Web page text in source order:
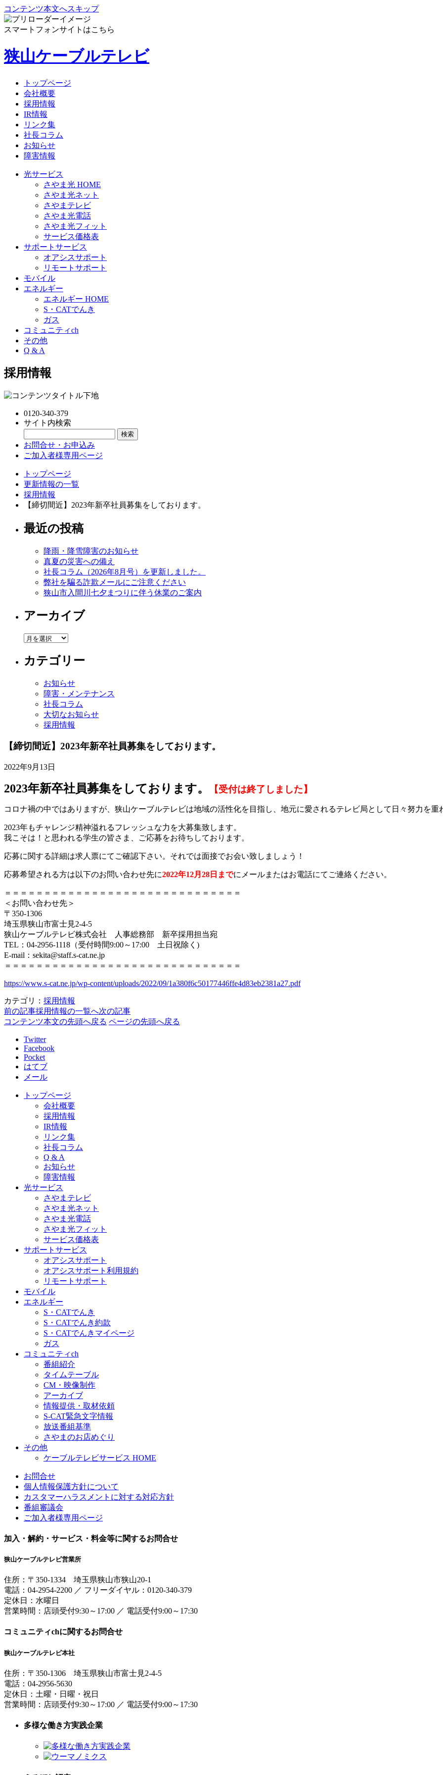
コンテンツ本文へスキップ
スマートフォンサイトはこちら
狭山ケーブルテレビ
トップページ
会社概要
採用情報
IR情報
リンク集
社長コラム
お知らせ
障害情報
光サービス
さやま光 HOME
さやま光ネット
さやまテレビ
さやま光電話
さやま光フィット
サービス価格表
サポートサービス
オアシスサポート
リモートサポート
モバイル
エネルギー
エネルギー HOME
S・CATでんき
ガス
コミュニティch
その他
Q & A
採用情報
0120-340-379
サイト内検索
お問合せ・お申込み
ご加入者様専用ページ
トップページ
更新情報の一覧
採用情報
【締切間近】2023年新卒社員募集をしております。
最近の投稿
降雨・降雪障害のお知らせ
真夏の災害への備え
社長コラム（2026年8月号）を更新しました。
弊社を騙る詐欺メールにご注意ください
狭山市入間川七夕まつりに伴う休業のご案内
アーカイブ
ア
カ
イ
カテゴリー
お知らせ
障害・メンテナンス
社長コラム
大切なお知らせ
採用情報
【締切間近】2023年新卒社員募集をしております。
2022年9月13日
2023年新卒社員募集をしております。 【受付は終了しました】
コロナ禍の中ではありますが、狭山ケーブルテレビは地域の活性化を目指し、地元に愛されるテレビ局として日々努力を重
2023年もチャレンジ精神溢れるフレッシュな力を大募集致します。
我こそは！と思われる学生の皆さま、ご応募をお待ちしております。
応募に関する詳細は求人票にてご確認下さい。それでは面接でお会い致しましょう！
応募希望される方は以下のお問い合わせ先に2022年12月28日までにメールまたはお電話にてご連絡ください。
＝＝＝＝＝＝＝＝＝＝＝＝＝＝＝＝＝＝＝＝＝＝＝＝＝＝＝＝＝＝
＜お問い合わせ先＞
〒350-1306
埼玉県狭山市富士見2-4-5
狭山ケーブルテレビ株式会社 人事総務部 新卒採用担当宛
TEL：04-2956-1118（受付時間9:00～17:00 土日祝除く)
E-mail：sekita@staff.s-cat.ne.jp
＝＝＝＝＝＝＝＝＝＝＝＝＝＝＝＝＝＝＝＝＝＝＝＝＝＝＝＝＝＝
https://www.s-cat.ne.jp/wp-content/uploads/2022/09/1a380f6c50177446ffe4d83eb2381a27.pdf
カテゴリ： 採用情報
前の記事採用情報の一覧へ次の記事
コンテンツ本文の先頭へ戻る ページの先頭へ戻る
Twitter
Facebook
Pocket
はてブ
メール
トップページ
会社概要
採用情報
IR情報
リンク集
社長コラム
Q & A
お知らせ
障害情報
光サービス
さやまテレビ
さやま光ネット
さやま光電話
さやま光フィット
サービス価格表
サポートサービス
オアシスサポート
オアシスサポート利用規約
リモートサポート
モバイル
エネルギー
S・CATでんき
S・CATでんき約款
S・CATでんきマイページ
ガス
コミュニティch
番組紹介
タイムテーブル
CM・映像制作
アーカイブ
情報提供・取材依頼
S-CAT緊急文字情報
放送番組基準
さやまのお店めぐり
その他
ケーブルテレビサービス HOME
お問合せ
個人情報保護方針について
カスタマーハラスメントに対する対応方針
番組審議会
ご加入者様専用ページ
加入・解約・サービス・料金等に関するお問合せ
狭山ケーブルテレビ営業所
住所： 〒350-1334 埼玉県狭山市狭山20-1
電話： 04-2954-2200 ／ フリーダイヤル：0120-340-379
定休日：水曜日
営業時間： 店頭受付9:30～17:00 ／ 電話受付9:00～17:30
コミュニティchに関するお問合せ
狭山ケーブルテレビ本社
住所： 〒350-1306 埼玉県狭山市富士見2-4-5
電話： 04-2956-5630
定休日：土曜・日曜・祝日
営業時間： 店頭受付9:30～17:00 ／ 電話受付9:00～17:30
多様な働き方実践企業